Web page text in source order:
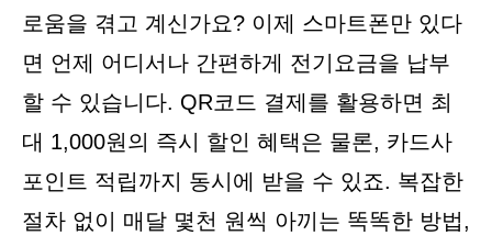
로움을 겪고 계신가요? 이제 스마트폰만 있다
면 언제 어디서나 간편하게 전기요금을 납부
할 수 있습니다. QR코드 결제를 활용하면 최
대 1,000원의 즉시 할인 혜택은 물론, 카드사
포인트 적립까지 동시에 받을 수 있죠. 복잡한
절차 없이 매달 몇천 원씩 아끼는 똑똑한 방법,